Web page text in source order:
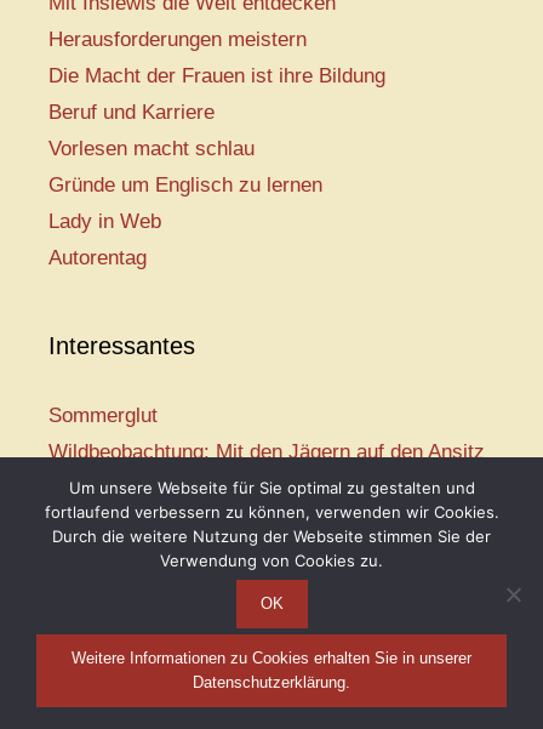
Herausforderungen meistern
Die Macht der Frauen ist ihre Bildung
Beruf und Karriere
Vorlesen macht schlau
Gründe um Englisch zu lernen
Lady in Web
Autorentag
Interessantes
Sommerglut
Wildbeobachtung: Mit den Jägern auf den Ansitz
Mir ist so heiß
Mission: Rettungsschwimmer
Vogelwelt-Entdeckertour
Telse Maria Kähler, 2026
Um unsere Webseite für Sie optimal zu gestalten und
fortlaufend verbessern zu können, verwenden wir Cookies.
Durch die weitere Nutzung der Webseite stimmen Sie der
Verwendung von Cookies zu.
OK
Weitere Informationen zu Cookies erhalten Sie in unserer
Datenschutzerklärung.